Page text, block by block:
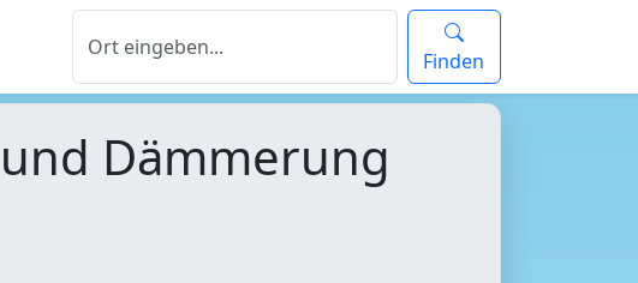
Finden
Dämmerung